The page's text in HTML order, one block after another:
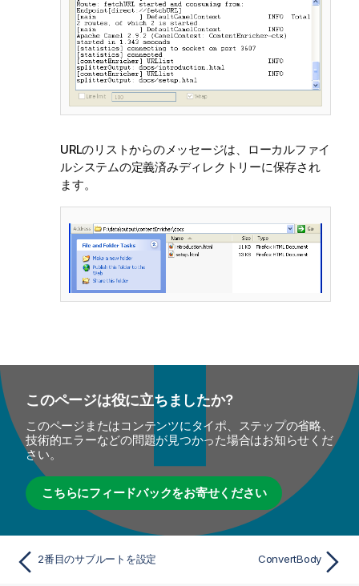
URLのリストからのメッセージは、ローカルファイ
ルシステムの定義済みディレクトリーに保存され
ます。
このページは役に立ちましたか?
このページまたはコンテンツにタイポ、ステップの省略、
技術的エラーなどの問題が見つかった場合はお知らせくだ
さい。
こちらにフィードバックをお寄せください
2番目のサブルートを設定 ConvertBody